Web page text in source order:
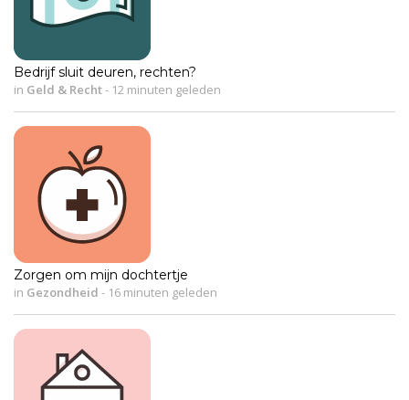
Bedrijf sluit deuren, rechten?
in Geld & Recht- 12 minuten geleden
Zorgen om mijn dochtertje
in Gezondheid - 16 minuten geleden